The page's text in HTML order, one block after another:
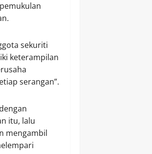
sekuriti
keterampilan
serangan”.
itu, lalu
mengambil